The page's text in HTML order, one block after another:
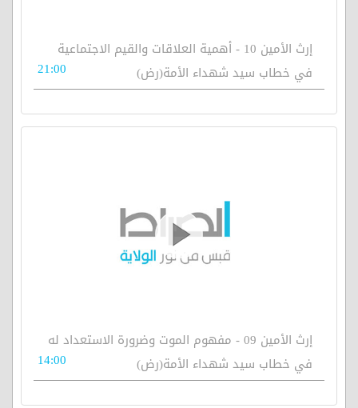
إرث الأمين 10 - أهمية العلاقات والقيم الاجتماعية
في خطاب سيد شهداء الأمة(رض)
21:00
إرث الأمين 09 - مفهوم الموت وضرورة الاستعداد له
في خطاب سيد شهداء الأمة(رض)
14:00